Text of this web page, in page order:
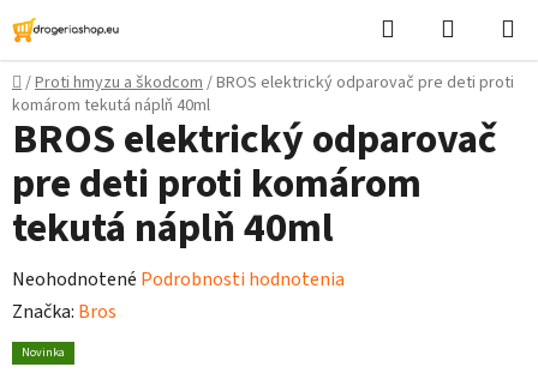
Prejsť
na
obsah
Hľadať
košík
Domov
/Proti hmyzu a škodcom/BROS elektrický odparovač pre deti proti
komárom tekutá náplň 40ml
BROS elektrický odparovač
pre deti proti komárom
tekutá náplň 40ml
Priemerné
hodnotenie
produktu
Neohodnotené Podrobnosti hodnotenia
Značka: Bros
Novinka